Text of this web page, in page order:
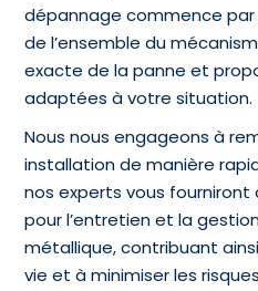
dépannage commence
de l’ensemble du
exacte de la panne et
adaptées à votre situation.
Nous nous engageons à
installation de manière
nos experts vous
pour l’entretien et la
métallique, contribuant
vie et à minimiser les